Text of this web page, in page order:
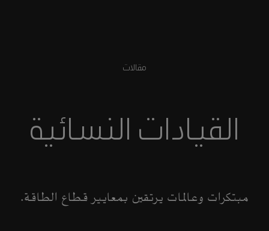
مقالات
القيادات النسائية
مبتكرات وعالمات يرتقين بمعايير قطاع الطاقة.